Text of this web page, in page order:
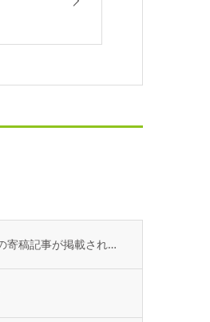
不動産専門誌『不動産コンサルティングプラス』に弊社代表・荻野の寄稿記事が掲載されました